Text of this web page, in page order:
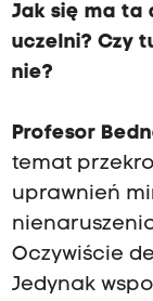
Jak się ma ta
uczelni? Czy
nie?
Profesor
temat
uprawnień
Oczywiście
Jedynak